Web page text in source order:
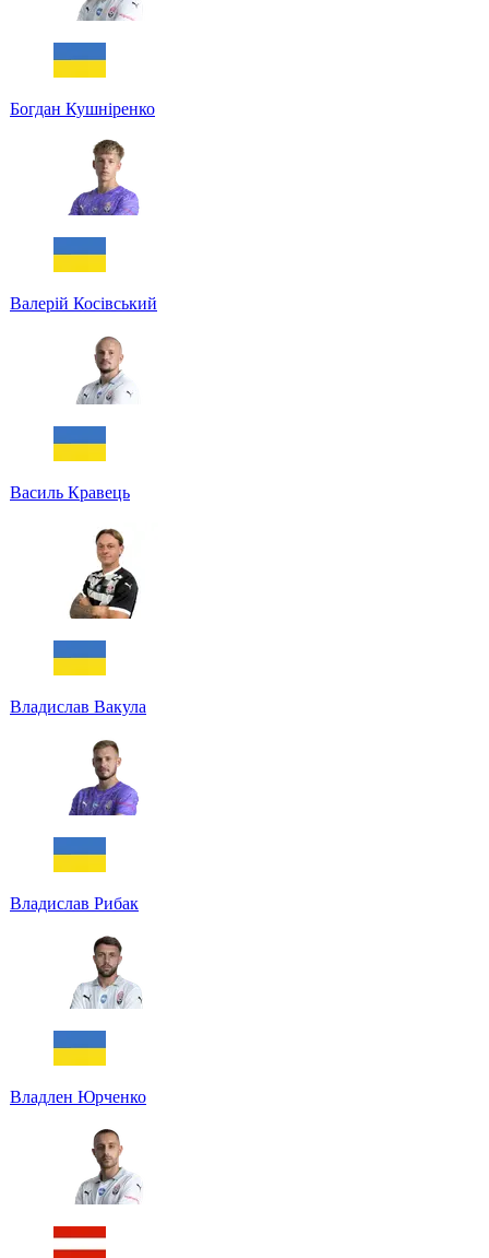
Богдан Кушніренко
Валерій Косівський
Василь Кравець
Владислав Вакула
Владислав Рибак
Владлен Юрченко